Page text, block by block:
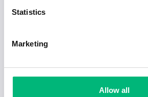
Statistics
Marketing
Allow all